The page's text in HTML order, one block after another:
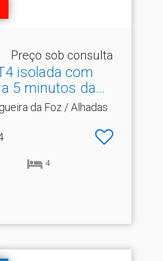
Preço sob consulta
isolada com
5 minutos da.​..
da Foz / Alhadas
4